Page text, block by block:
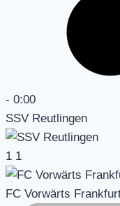
- 0:00
SSV Reutlingen
1 1
FC Vorwärts